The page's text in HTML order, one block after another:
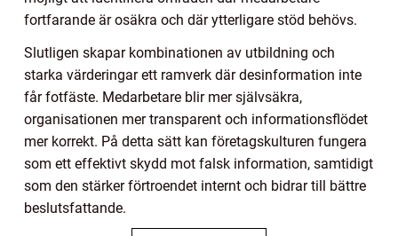
fortfarande är osäkra och där ytterligare stöd behövs.
Slutligen skapar kombinationen av utbildning och
starka värderingar ett ramverk där desinformation inte
får fotfäste. Medarbetare blir mer självsäkra,
organisationen mer transparent och informationsflödet
mer korrekt. På detta sätt kan företagskulturen fungera
som ett effektivt skydd mot falsk information, samtidigt
som den stärker förtroendet internt och bidrar till bättre
beslutsfattande.